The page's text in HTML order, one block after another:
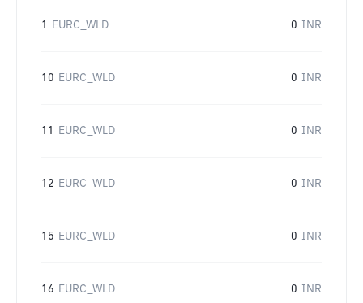
1 EURC_WLD 0 INR
10 EURC_WLD 0 INR
11 EURC_WLD 0 INR
12 EURC_WLD 0 INR
15 EURC_WLD 0 INR
16 EURC_WLD 0 INR